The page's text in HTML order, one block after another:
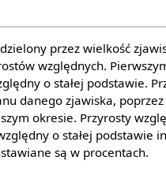
przez wielkość
względnych.
o stałej podstawie.
danego zjawiska,
okresie. Przyrosty
o stałej podstawie
są w procentach.